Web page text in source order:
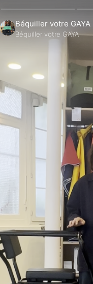
Béquiller votre GAYA
Béquiller votre GAYA